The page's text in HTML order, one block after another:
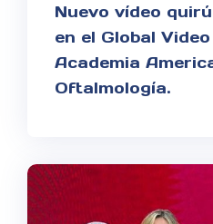
Nuevo vídeo
en el Global
Academia
Oftalmología.